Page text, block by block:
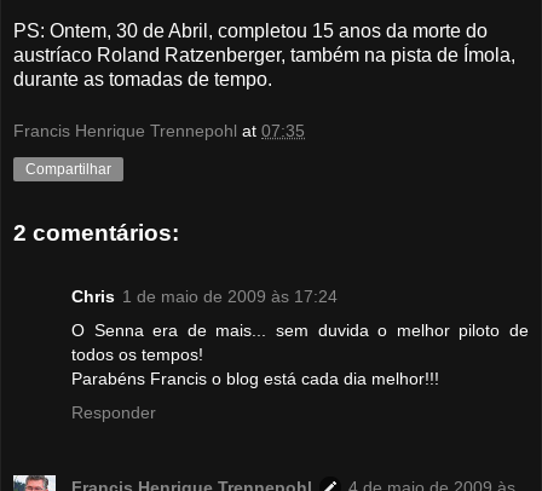
PS: Ontem, 30 de Abril, completou 15 anos da morte do
austríaco Roland Ratzenberger, também na pista de Ímola,
durante as tomadas de tempo.
Francis Henrique Trennepohl at 07:35
Compartilhar
2 comentários:
Chris 1 de maio de 2009 às 17:24
O Senna era de mais... sem duvida o melhor piloto de
todos os tempos!
Parabéns Francis o blog está cada dia melhor!!!
Responder
Francis Henrique Trennepohl
4 de maio de 2009 às